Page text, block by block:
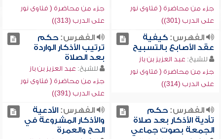
جزء من محاضرة ( فتاوى نور
على الدرب (301))
جزء من محاضرة ( فتاوى نور
على الدرب (313))
الفهرس:كيفية
عقد الأصابع بالتسبيح
للشيخ: عبد العزيز بن باز
جزء من محاضرة ( فتاوى نور
على الدرب (314))
الفهرس:حكم
ترتيب الأذكار الواردة
بعد الصلاة
للشيخ: عبد العزيز بن باز
جزء من محاضرة ( فتاوى نور
على الدرب (391))
الفهرس:حكم
تأدية الأذكار بعد صلاة
الجمعة بصوت جماعي
الفهرس:الأدعية
والأذكار المشروعة في
الحج والعمرة